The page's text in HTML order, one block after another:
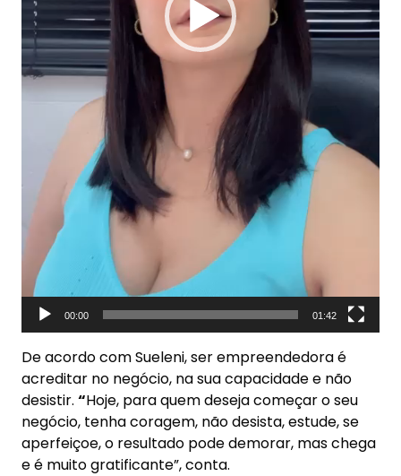
00:00 01:42
De acordo com Sueleni, ser empreendedora é
acreditar no negócio, na sua capacidade e não
desistir. “Hoje, para quem deseja começar o seu
negócio, tenha coragem, não desista, estude, se
aperfeiçoe, o resultado pode demorar, mas chega
e é muito gratificante”, conta.